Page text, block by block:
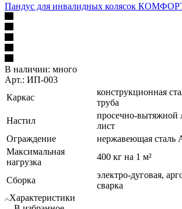
Пандус для инвалидных колясок
В наличии: много
Арт.: ИП-003
Каркас
конструкционная
труба
Настил
просечно-вытяжной
лист
Ограждение
нержавеющая сталь
Максимальная
нагрузка
400 кг на 1 м²
Сборка
электро-дуговая,
сварка
Характеристики